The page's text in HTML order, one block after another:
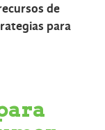
de
para